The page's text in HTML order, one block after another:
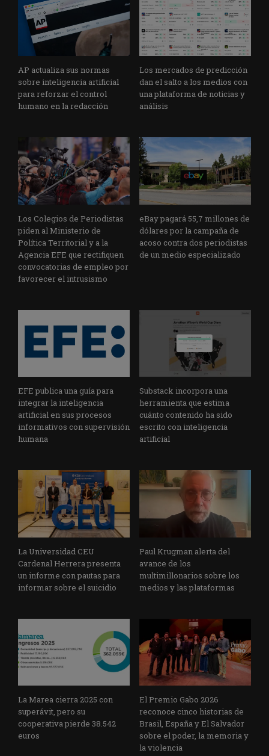
AP actualiza sus normas
sobre inteligencia artificial
para reforzar el control
humano en la redacción
Los mercados de predicción
dan el salto a los medios con
una plataforma de noticias y
análisis
Los Colegios de Periodistas
piden al Ministerio de
Política Territorial y a la
Agencia EFE que rectifiquen
convocatorias de empleo por
favorecer el intrusismo
eBay pagará 55,7 millones de
dólares por la campaña de
acoso contra dos periodistas
de un medio especializado
EFE publica una guía para
integrar la inteligencia
artificial en sus procesos
informativos con supervisión
humana
Substack incorpora una
herramienta que estima
cuánto contenido ha sido
escrito con inteligencia
artificial
La Universidad CEU
Cardenal Herrera presenta
un informe con pautas para
informar sobre el suicidio
Paul Krugman alerta del
avance de los
multimillonarios sobre los
medios y las plataformas
La Marea cierra 2025 con
superávit, pero su
cooperativa pierde 38.542
euros
El Premio Gabo 2026
reconoce cinco historias de
Brasil, España y El Salvador
sobre el poder, la memoria y
la violencia